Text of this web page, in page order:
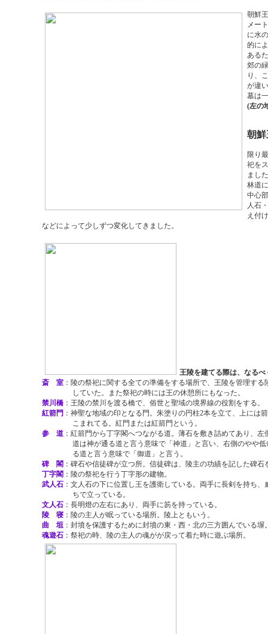
朝鮮
メー
に水
的に
ある
郊の
り、
が違
墓は
(左の
朝
限り
祀を
まし
林道
中心
人石
え付
などによって少しずつ変化してきました。
王陵を建てる際は、なる
斎 室 ：陵の祭祀に関する全ての準備をする場所で、
していた。また祭祀の時には王の休憩所にもなった。
禁川橋 ：王陵の禁川を渡る橋で、俗世と聖域の境界線の役割をする。
紅箭門 ：神聖な地域の印となる門。朱塗りの円柱2本を立て、上には
こまれてる。紅門または紅箭門という。
参 道 ：紅箭門から丁字閣へつながる道。薄石を敷き詰めてあり、左
道は神が通る道と言う意味で「神道」と言い、右側のやや低
る道と言う意味で「御道」と言う。
碑 閣 ：碑石や信徒碑が立つ所。信徒碑は、陵主の功績を記した碑石
丁字閣 ：陵の祭祀を行う丁字形の建物。
武人石 ：文人石の下に位置し王を護衛している。両手に長剣を持ち、
ちで立っている。
文人石 ：長明燈の左右にあり、両手に笏を持っている。
陵 寝 ：陵の主人が眠っている場所。陵上ともいう。
曲 垣 ：封墳を保護するために封墳の東・西・北の三方囲んでいる塀
魂遊石 ：祭祀の時、陵の主人の魂がが戻って着た時に遊ぶ場所。